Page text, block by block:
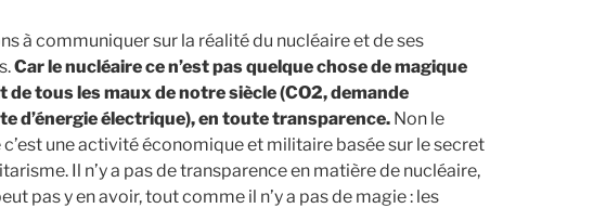
à communiquer sur la réalité du nucléaire et de ses
Car le nucléaire ce n’est pas quelque chose de magique
de tous les maux de notre siècle (CO2, demande
d’énergie électrique), en toute transparence. Non le
c’est une activité économique et militaire basée sur le secret
Il n’y a pas de transparence en matière de nucléaire,
pas y en avoir, tout comme il n’y a pas de magie : les